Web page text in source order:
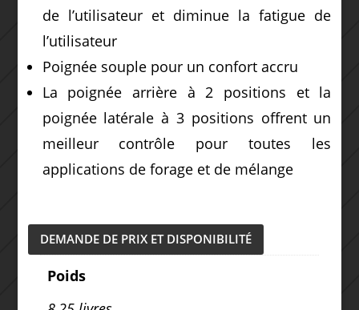
de l’utilisateur et diminue la fatigue de
l’utilisateur
Poignée souple pour un confort accru
La poignée arrière à 2 positions et la
poignée latérale à 3 positions offrent un
meilleur contrôle pour toutes les
applications de forage et de mélange
DEMANDE DE PRIX ET DISPONIBILITÉ
Poids